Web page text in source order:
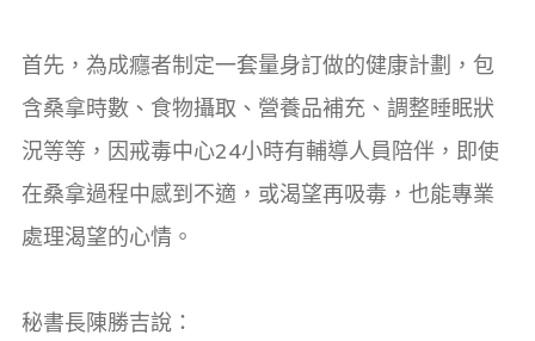
首先，為成癮者制定一套量身訂做的健康計劃，包
含桑拿時數、食物攝取、營養品補充、調整睡眠狀
況等等，因戒毒中心24小時有輔導人員陪伴，即使
在桑拿過程中感到不適，或渴望再吸毒，也能專業
處理渴望的心情。
秘書長陳勝吉說：